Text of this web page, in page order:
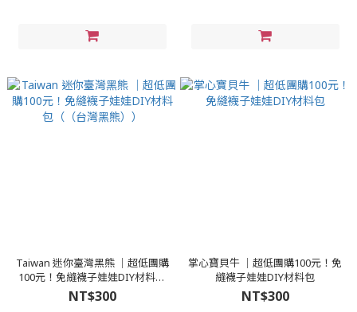
Taiwan 迷你臺灣黑熊 │超低團購
100元！免縫襪子娃娃DIY材料包
（（台灣黑熊））
NT$300
掌心寶貝牛 │超低團購100元！免
縫襪子娃娃DIY材料包
NT$300